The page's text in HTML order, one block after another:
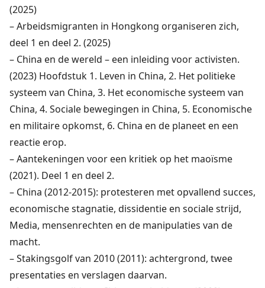
(2025)
– Arbeidsmigranten in Hongkong organiseren zich,
deel 1 en deel 2. (2025)
– China en de wereld – een inleiding voor activisten.
(2023) Hoofdstuk 1. Leven in China, 2. Het politieke
systeem van China, 3. Het economische systeem van
China, 4. Sociale bewegingen in China, 5. Economische
en militaire opkomst, 6. China en de planeet en een
reactie erop.
– Aantekeningen voor een kritiek op het maoïsme
(2021). Deel 1 en deel 2.
– China (2012-2015): protesteren met opvallend succes,
economische stagnatie, dissidentie en sociale strijd,
Media, mensenrechten en de manipulaties van de
macht.
– Stakingsgolf van 2010 (2011): achtergrond, twee
presentaties en verslagen daarvan.